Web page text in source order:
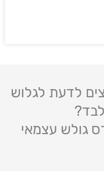
לדעת לגלוש
גולש עצמאי